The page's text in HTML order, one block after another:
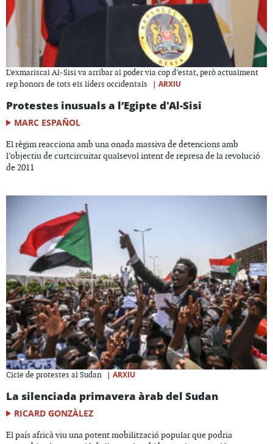
L’exmariscal Al-Sisi va arribar al poder via cop d’estat, però actualment
rep honors de tots els líders occidentals
| ARXIU
Protestes inusuals a l’Egipte d'Al-Sisi
MARC ESPAÑOL
El règim reacciona amb una onada massiva de detencions amb
l’objectiu de curtcircuitar qualsevol intent de represa de la revolució
de 2011
Cicle de protestes al Sudan | ARXIU
La silenciada primavera àrab del Sudan
RICARD GONZÀLEZ
El país africà viu una potent mobilització popular que podria